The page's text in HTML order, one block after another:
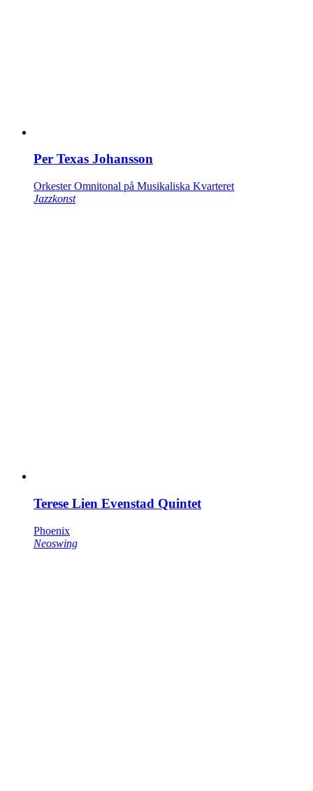
Per Texas Johansson
Orkester Omnitonal på Musikaliska Kvarteret
Jazzkonst
Terese Lien Evenstad Quintet
Phoenix
Neoswing